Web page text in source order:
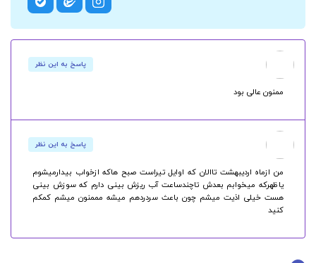
پاسخ به این نظر
ممنون عالی بود
پاسخ به این نظر
من ازماه اردیبهشت تاالان که اوایل تیراست صبح هاکه ازخواب بیدارمیشوم
یاظهرکه میخوابم بعدش تاچندساعت آب ریزش بینی دارم که سوزش بینی
هست خیلی اذیت میشم چون باعث سردردهم میشه مممنون میشم کمکم
کنید